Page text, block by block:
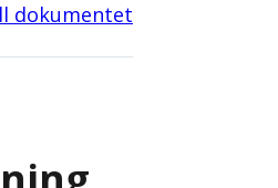
dokumentet